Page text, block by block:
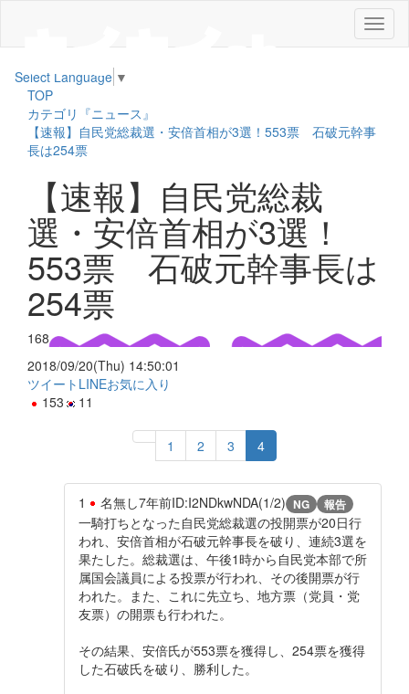
メ
ニ
Select Language ▼
TOP
カテゴリ『ニュース』
【速報】自民党総裁選・安倍首相が3選！553票 石破元幹事
長は254票
【速報】自民党総裁
選・安倍首相が3選！
553票 石破元幹事長は
254票
168
2018/09/20(Thu) 14:50:01
ツイート LINEお気に入り
153
11
1 2 3 4
1 名無し7年前ID:I2NDkwNDA(1/2) NG 報告
一騎打ちとなった自民党総裁選の投開票が20日行
われ、安倍首相が石破元幹事長を破り、連続3選を
果たした。総裁選は、午後1時から自民党本部で所
属国会議員による投票が行われ、その後開票が行
われた。また、これに先立ち、地方票（党員・党
友票）の開票も行われた。
その結果、安倍氏が553票を獲得し、254票を獲得
した石破氏を破り、勝利した。